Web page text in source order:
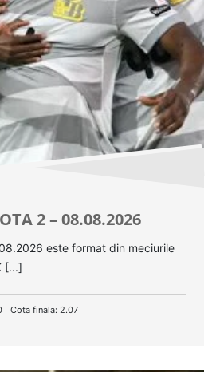
2 – 08.08.2026
este format din meciurile
[...]
Cota finala: 2.07